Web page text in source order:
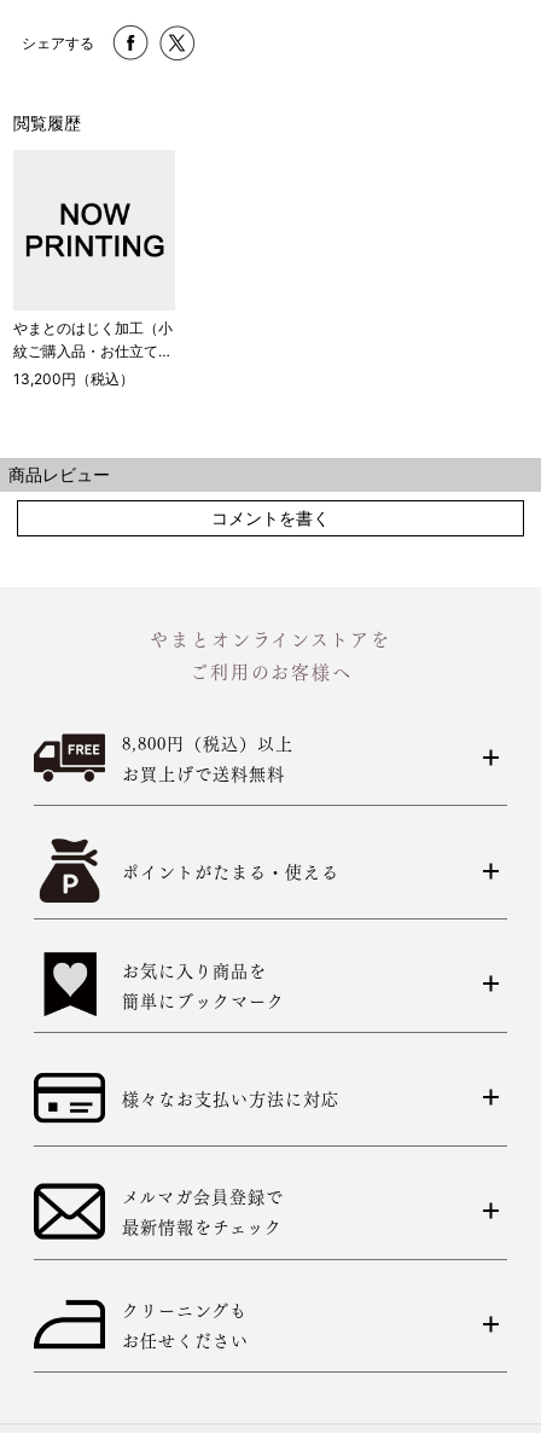
シェアする
閲覧履歴
やまとのはじく加工（小
紋ご購入品・お仕立てを
承る商品）
13,200円（税込）
商品レビュー
コメントを書く
やまとオンラインストアを
ご利用のお客様へ
8,800円（税込）以上
お買上げで送料無料
ポイントがたまる・使える
お気に入り商品を
簡単にブックマーク
様々なお支払い方法に対応
メルマガ会員登録で
最新情報をチェック
クリーニングも
お任せください